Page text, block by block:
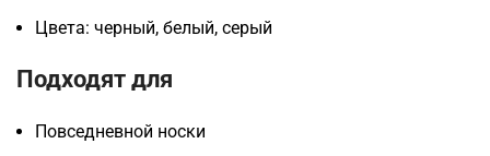
Цвета: черный, белый, серый
Подходят для
Повседневной носки